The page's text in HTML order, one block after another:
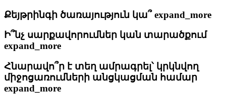
Քեյթրինգի ծառայություն կա՞expand_more
Ի՞նչ սարքավորումներ կան տարածքում
expand_more
Հնարավո՞ր է տեղ ամրագրել՝ կրկնվող
միջոցառումների անցկացման համար
expand_more